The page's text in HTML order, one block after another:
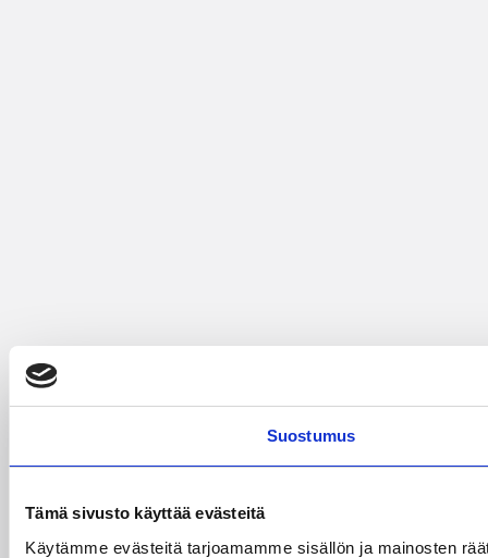
Suostumus
Tämä sivusto käyttää evästeitä
Käytämme evästeitä tarjoamamme sisällön ja mainosten